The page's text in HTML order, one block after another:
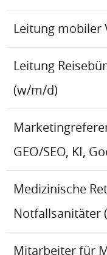
Leitung mobiler
Leitung
(w/m/d)
GEO/SEO, KI,
Medizinische
Notfallsanitäter
Mitarbeiter für